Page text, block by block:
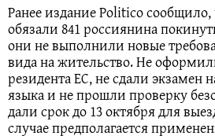
Ранее издание Politico
обязали 841 россиянина
они не выполнили новые
вида на жительство. Не
резидента ЕС, не сдали экзамен
языка и не прошли проверку
дали срок до 13 октября для
случае предполагается